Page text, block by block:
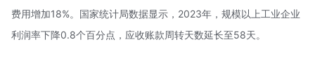
费用增加18%。国家统计局数据显示，2023年，规模以上工业企业
利润率下降0.8个百分点，应收账款周转天数延长至58天。